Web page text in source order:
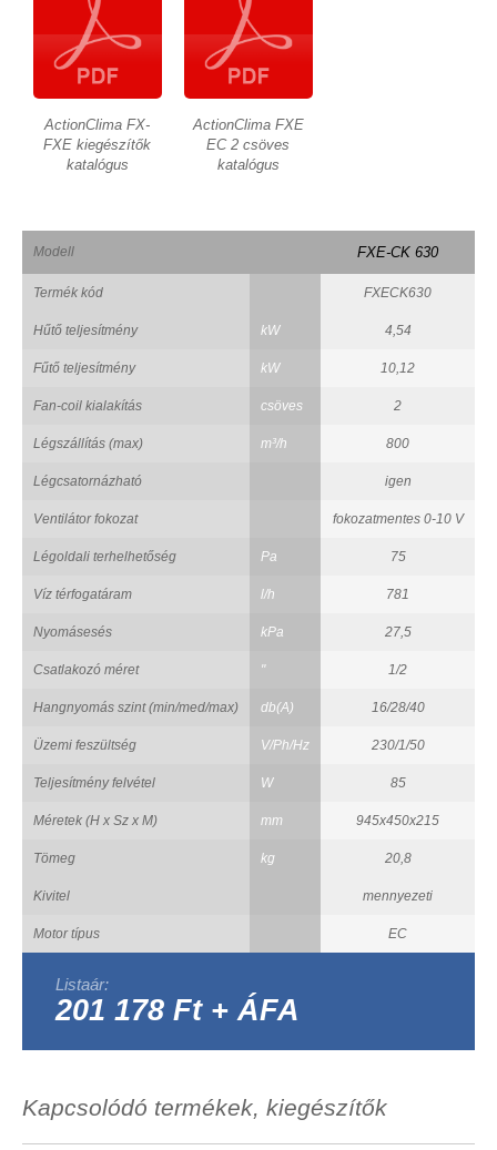
ActionClima FX-
FXE kiegészítők
katalógus
ActionClima FXE
EC 2 csöves
katalógus
Modell FXE-CK 630
Termék kód FXECK630
Hűtő teljesítmény kW 4,54
Fűtő teljesítmény kW 10,12
Fan-coil kialakítás csöves 2
Légszállítás (max) m³/h 800
Légcsatornázható igen
Ventilátor fokozat fokozatmentes 0-10 V
Légoldali terhelhetőség Pa 75
Víz térfogatáram l/h 781
Nyomásesés kPa 27,5
Csatlakozó méret " 1/2
Hangnyomás szint (min/med/max) db(A) 16/28/40
Üzemi feszültség V/Ph/Hz 230/1/50
Teljesítmény felvétel W 85
Méretek (H x Sz x M) mm 945x450x215
Tömeg kg 20,8
Kivitel mennyezeti
Motor típus EC
Listaár:
201 178 Ft + ÁFA
Kapcsolódó termékek, kiegészítők